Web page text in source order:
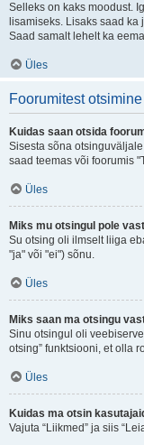
Selleks on kaks moodust.
lisamiseks. Lisaks saad
Saad samalt lehelt ka
Üles
Foorumitest otsimine
Kuidas saan otsida
Sisesta sõna
saad teemas või foorumis
Üles
Miks mu otsingul pole
Su otsing oli ilmselt liiga
"ja" või "ei") sõnu.
Üles
Miks saan ma otsingu
Sinu otsingul oli
otsing” funktsiooni, et olla
Üles
Kuidas ma otsin
Vajuta “Liikmed” ja siis